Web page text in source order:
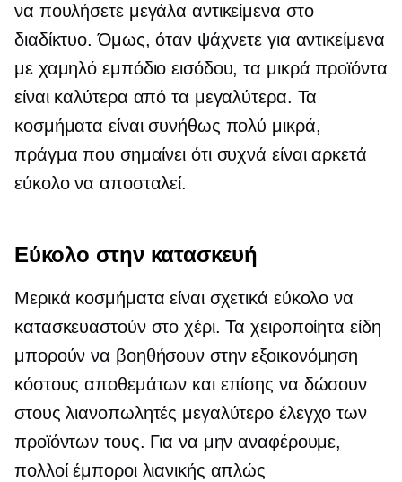
να πουλήσετε μεγάλα αντικείμενα στο
διαδίκτυο. Όμως, όταν ψάχνετε για αντικείμενα
με χαμηλό εμπόδιο εισόδου, τα μικρά προϊόντα
είναι καλύτερα από τα μεγαλύτερα. Τα
κοσμήματα είναι συνήθως πολύ μικρά,
πράγμα που σημαίνει ότι συχνά είναι αρκετά
εύκολο να αποσταλεί.
Εύκολο στην κατασκευή
Μερικά κοσμήματα είναι σχετικά εύκολο να
κατασκευαστούν στο χέρι. Τα χειροποίητα είδη
μπορούν να βοηθήσουν στην εξοικονόμηση
κόστους αποθεμάτων και επίσης να δώσουν
στους λιανοπωλητές μεγαλύτερο έλεγχο των
προϊόντων τους. Για να μην αναφέρουμε,
πολλοί έμποροι λιανικής απλώς